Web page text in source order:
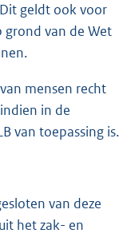
geldt ook voor
grond van de Wet
mensen recht
in de
van toepassing is.
van deze
het zak- en